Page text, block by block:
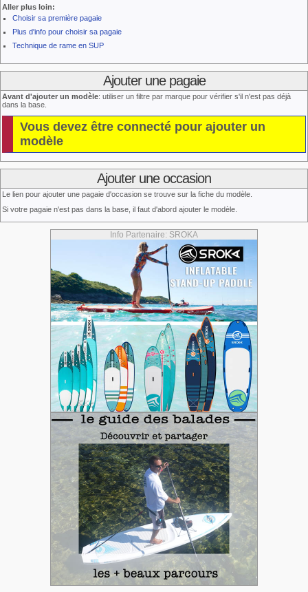
Aller plus loin:
Choisir sa première pagaie
Plus d'info pour choisir sa pagaie
Technique de rame en SUP
Ajouter une pagaie
Avant d'ajouter un modèle: utiliser un filtre par marque pour vérifier s'il n'est pas déjà
dans la base.
Vous devez être connecté pour ajouter un
modèle
Ajouter une occasion
Le lien pour ajouter une pagaie d'occasion se trouve sur la fiche du modèle.
Si votre pagaie n'est pas dans la base, il faut d'abord ajouter le modèle.
Info Partenaire: SROKA